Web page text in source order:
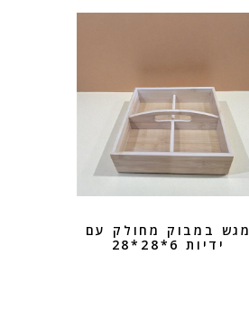
מגש במבוק מחולק עם
ידיות 6*28*28